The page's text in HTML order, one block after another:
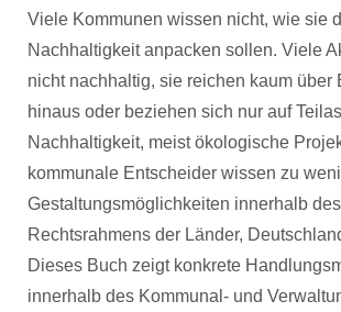
Viele Kommunen wissen nicht, wie sie
Nachhaltigkeit anpacken sollen. Viele
nicht nachhaltig, sie reichen kaum über
hinaus oder beziehen sich nur auf
Nachhaltigkeit, meist ökologische
kommunale Entscheider wissen zu
Gestaltungsmöglichkeiten innerhalb des
Rechtsrahmens der Länder,
Dieses Buch zeigt konkrete
innerhalb des Kommunal- und